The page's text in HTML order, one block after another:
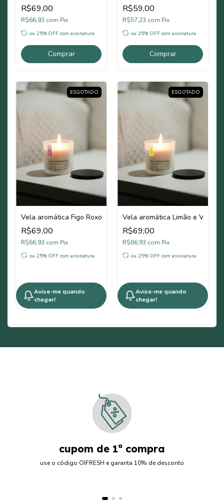
R$69,00
R$66,93 com Pix
ou 25% OFFcom assinatura
Comprar
R$59,00
R$57,23 com Pix
ou 25% OFFcom assinatura
Comprar
ESGOTADO
Vela aromática Figo Roxo
R$69,00
R$66,93 com Pix
ou 25% OFFcom assinatura
Avise-me quando
chegar!
ESGOTADO
Vela aromática Limão e
R$69,00
R$66,93 com Pix
ou 25% OFFcom assinatura
Avise-me quando
chegar!
cupom de 1ª compra
use o código OIFRESH e garanta 10% de desconto